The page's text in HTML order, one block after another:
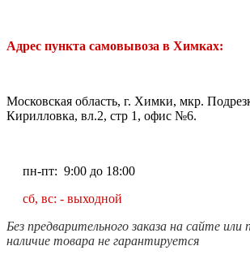
Адрес пункта самовывоза в Химках:
Московская область, г. Химки, мкр.
Кирилловка, вл.2, стр 1, офис №6.
пн-пт: 9:00 до 18:00
сб, вс: - выходной
Без предварительного заказа на сайте или
наличие товара не гарантируется